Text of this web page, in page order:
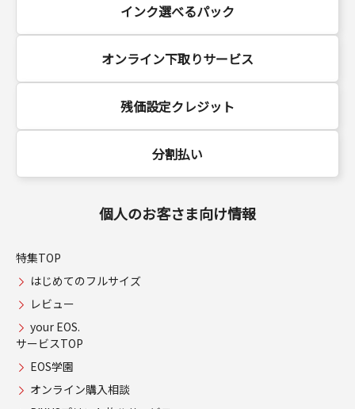
インク選べるパック
オンライン下取りサービス
残価設定クレジット
分割払い
個人のお客さま向け情報
特集TOP
はじめてのフルサイズ
レビュー
your EOS.
サービスTOP
EOS学園
オンライン購入相談